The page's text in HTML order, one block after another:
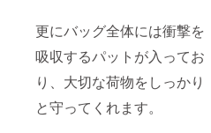
更にバッグ全体には衝撃を
吸収するパットが入ってお
り、大切な荷物をしっかり
と守ってくれます。